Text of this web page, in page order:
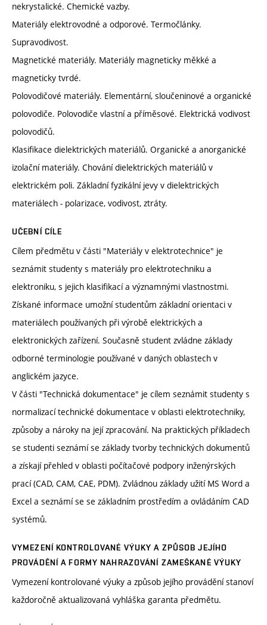
nekrystalické. Chemické vazby.
Materiály elektrovodné a odporové. Termočlánky.
Supravodivost.
Magnetické materiály. Materiály magneticky měkké a
magneticky tvrdé.
Polovodičové materiály. Elementární, sloučeninové a organické
polovodiče. Polovodiče vlastní a příměsové. Elektrická vodivost
polovodičů.
Klasifikace dielektrických materiálů. Organické a anorganické
izolační materiály. Chování dielektrických materiálů v
elektrickém poli. Základní fyzikální jevy v dielektrických
materiálech - polarizace, vodivost, ztráty.
UČEBNÍ CÍLE
Cílem předmětu v části "Materiály v elektrotechnice" je
seznámit studenty s materiály pro elektrotechniku a
elektroniku, s jejich klasifikací a významnými vlastnostmi.
Získané informace umožní studentům základní orientaci v
materiálech používaných při výrobě elektrických a
elektronických zařízení. Současně student zvládne základy
odborné terminologie používané v daných oblastech v
anglickém jazyce.
V části "Technická dokumentace" je cílem seznámit studenty s
normalizací technické dokumentace v oblasti elektrotechniky,
způsoby a nároky na její zpracování. Na praktických příkladech
se studenti seznámí se základy tvorby technických dokumentů
a získají přehled v oblasti počítačové podpory inženýrských
prací (CAD, CAM, CAE, PDM). Zvládnou základy užití MS Word a
Excel a seznámí se se základním prostředím a ovládáním CAD
systémů.
VYMEZENÍ KONTROLOVANÉ VÝUKY A ZPŮSOB JEJÍHO
PROVÁDĚNÍ A FORMY NAHRAZOVÁNÍ ZAMEŠKANÉ VÝUKY
Vymezení kontrolované výuky a způsob jejího provádění stanoví
každoročně aktualizovaná vyhláška garanta předmětu.